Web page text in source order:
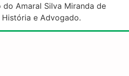
Amaral Silva Miranda de
e Advogado.